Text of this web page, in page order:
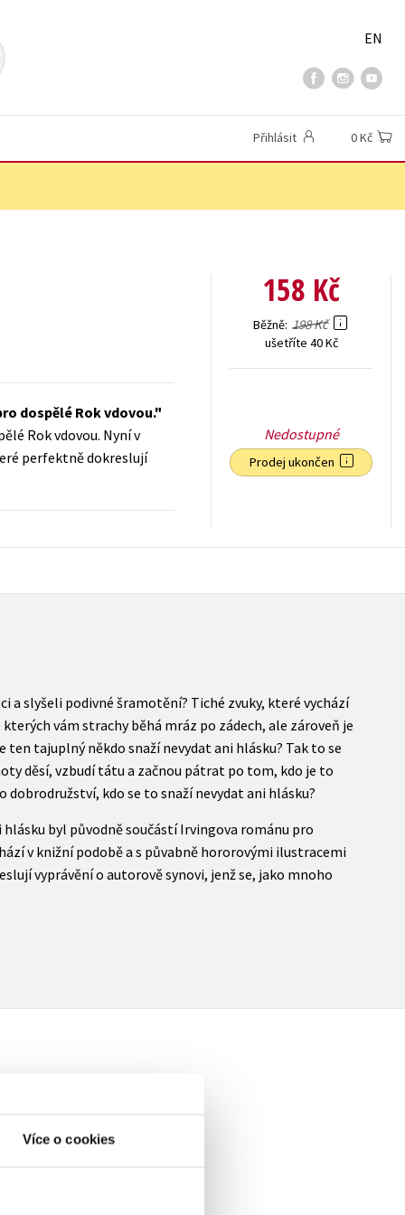
Více o cookies
EN
Přihlásit 0 Kč
dospělé Rok vdovou.
Rok vdovou. Nyní v
perfektně dokreslují
158 Kč
Běžně 198 Kč
ušetříte 40 Kč
Nedostupné
Prodej ukončen
a slyšeli podivné šramotění? Tiché zvuky, které vychází
vám strachy běhá mráz po zádech, ale zároveň je
ten tajuplný někdo snaží nevydat ani hlásku? Tak to se
děsí, vzbudí tátu a začnou pátrat po tom, kdo je to
kdo se to snaží nevydat ani hlásku?
byl původně součástí Irvingova románu pro
v knižní podobě a s půvabně hororovými ilustracemi
vyprávění o autorově synovi, jenž se, jako mnoho